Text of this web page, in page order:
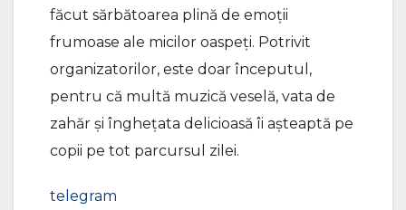
făcut sărbătoarea plină de emoții
frumoase ale micilor oaspeți. Potrivit
organizatorilor, este doar începutul,
pentru că multă muzică veselă, vata de
zahăr și înghețata delicioasă îi așteaptă pe
copii pe tot parcursul zilei.
telegram